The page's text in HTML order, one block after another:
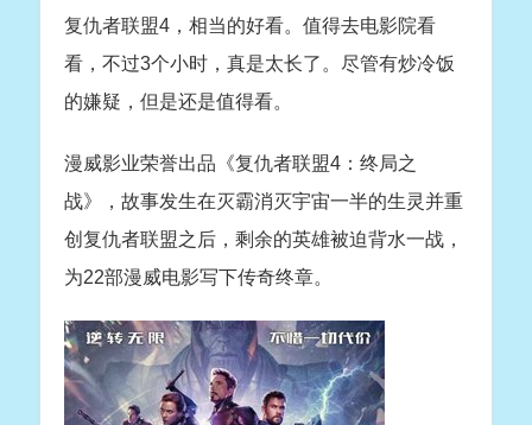
复仇者联盟4，相当的好看。值得去电影院看
看，不过3个小时，真是太长了。尽管有炒冷饭
的嫌疑，但是还是值得看。
漫威影业荣誉出品《复仇者联盟4：终局之
战》，故事发生在灭霸消灭宇宙一半的生灵并重
创复仇者联盟之后，剩余的英雄被迫背水一战，
为22部漫威电影写下传奇终章。